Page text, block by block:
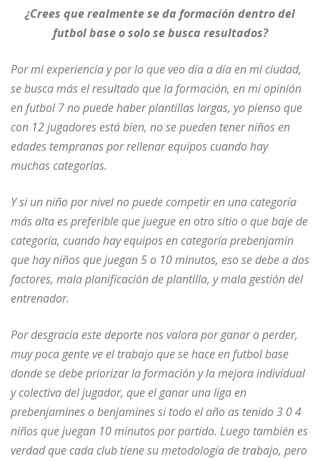
¿Crees que realmente se da formación dentro del
futbol base o solo se busca resultados?
Por mi experiencia y por lo que veo día a día en mi ciudad,
se busca más el resultado que la formación, en mi opinión
en futbol 7 no puede haber plantillas largas, yo pienso que
con 12 jugadores está bien, no se pueden tener niños en
edades tempranas por rellenar equipos cuando hay
muchas categorías.
Y si un niño por nivel no puede competir en una categoría
más alta es preferible que juegue en otro sitio o que baje de
categoría, cuando hay equipos en categoría prebenjamin
que hay niños que juegan 5 o 10 minutos, eso se debe a dos
factores, mala planificación de plantilla, y mala gestión del
entrenador.
Por desgracia este deporte nos valora por ganar o perder,
muy poca gente ve el trabajo que se hace en futbol base
donde se debe priorizar la formación y la mejora individual
y colectiva del jugador, que el ganar una liga en
prebenjamines o benjamines si todo el año as tenido 3 0 4
niños que juegan 10 minutos por partido. Luego también es
verdad que cada club tiene su metodología de trabajo, pero